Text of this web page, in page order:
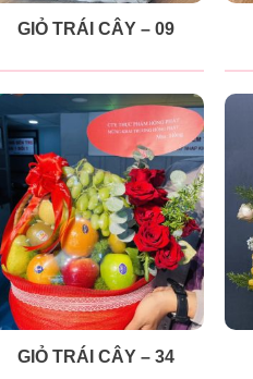
GIỎ TRÁI CÂY – 09
GIỎ TRÁI CÂY – 34